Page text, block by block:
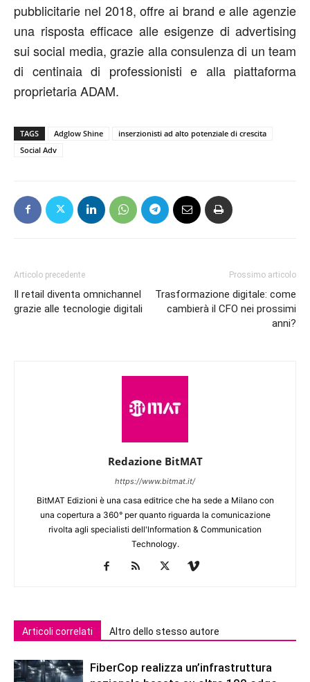
pubblicitarie nel 2018, offre ai brand e alle agenzie
una risposta efficace alle esigenze di advertising
sui social media, grazie alla consulenza di un team
di centinaia di professionisti e alla piattaforma
proprietaria ADAM.
TAGS Adglow Shine
inserzionisti ad alto potenziale di crescita
Social Adv
Articolo precedente
Il retail diventa omnichannel
grazie alle tecnologie digitali
Prossimo articolo
Trasformazione digitale: come
cambierà il CFO nei prossimi
anni?
Redazione BitMAT
https://www.bitmat.it/
BitMAT Edizioni è una casa editrice che ha sede a Milano con
una copertura a 360° per quanto riguarda la comunicazione
rivolta agli specialisti dell'lnformation & Communication
Technology.
Articoli correlati Altro dello stesso autore
FiberCop realizza un’infrastruttura